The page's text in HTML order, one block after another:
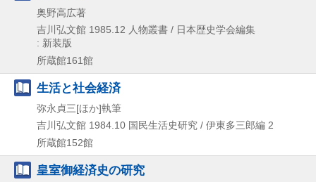
奥野高広著
吉川弘文館 1985.12 人物叢書 / 日本歴史学会編集
: 新装版
所蔵館161館
生活と社会経済
弥永貞三[ほか]執筆
吉川弘文館 1984.10 国民生活史研究 / 伊東多三郎編 2
所蔵館152館
皇室御経済史の研究